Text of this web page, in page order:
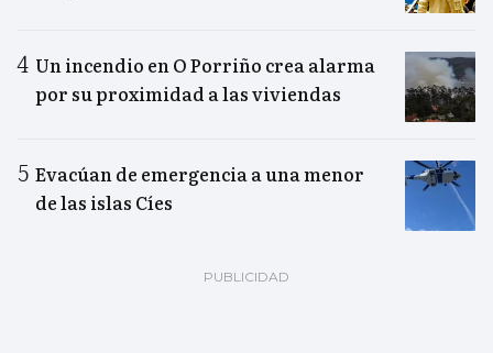
Un incendio en O Porriño crea alarma
por su proximidad a las viviendas
Evacúan de emergencia a una menor
de las islas Cíes